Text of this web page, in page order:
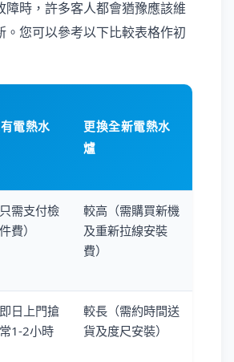
障時，許多客人都會猶豫應該維
。您可以參考以下比較表格作初
電熱水
更換全新電熱水
爐
需支付檢
費）
較高（需購買新機
及重新拉線安裝
費）
日上門搶
1-2小時
較長（需約時間送
貨及度尺安裝）